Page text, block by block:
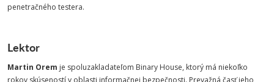
penetračného testera.
Lektor
Martin Orem je spoluzakladateľom Binary House, ktorý má niekoľko
rokov skúseností v oblasti informačnej bezpečnosti. Prevažná časť jeho